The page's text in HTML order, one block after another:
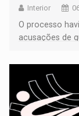
Interior
O processo
acusações de